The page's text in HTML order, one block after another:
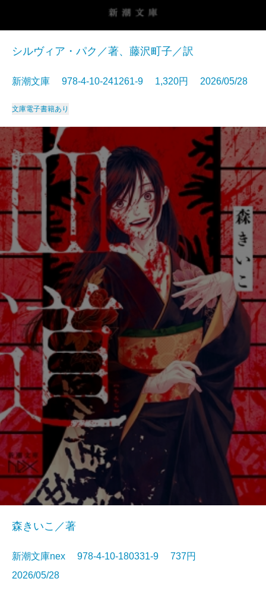
シルヴィア・パク／著、藤沢町子／訳
新潮文庫 978-4-10-241261-9 1,320円 2026/05/28
文庫電子書籍あり
森きいこ／著
新潮文庫nex 978-4-10-180331-9 737円
2026/05/28